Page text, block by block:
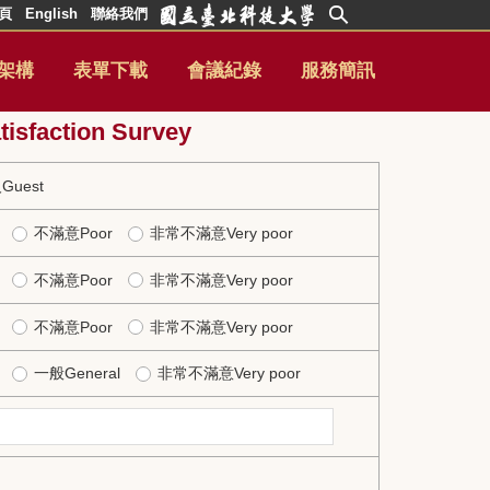
English 聯絡我們
構 表單下載 會議紀錄 服務簡訊
Survey
不滿意Poor 非常不滿意Very poor
不滿意Poor 非常不滿意Very poor
不滿意Poor 非常不滿意Very poor
一般General 非常不滿意Very poor